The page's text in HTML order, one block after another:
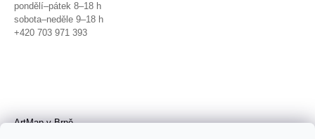
pondělí–pátek 8–18 h
sobota–neděle 9–18 h
+420 703 971 393
ArtMap v Brně